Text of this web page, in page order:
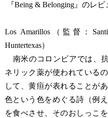
『Being & Belonging』のレ
Los Amarillos（監督：
Huntertexas）
南米のコロンビアでは、
ネリック薬が使われている
して、黄疸が表れることが
色という色をめぐる詩（例
を食べさせ、そのおしっこ